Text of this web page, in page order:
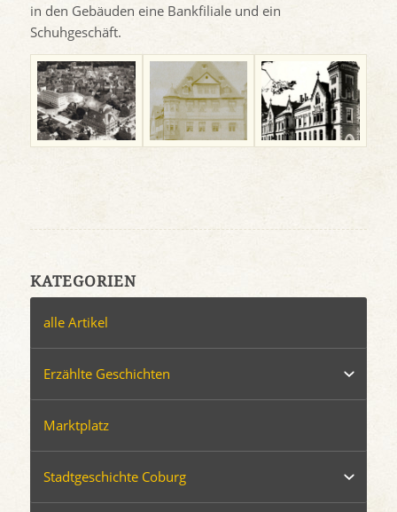
in den Gebäuden eine Bankfiliale und ein
Schuhgeschäft.
KATEGORIEN
alle Artikel
Erzählte Geschichten
Marktplatz
Stadtgeschichte Coburg